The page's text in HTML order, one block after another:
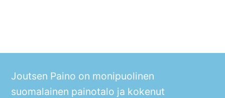
Joutsen Paino on monipuolinen
suomalainen painotalo ja kokenut